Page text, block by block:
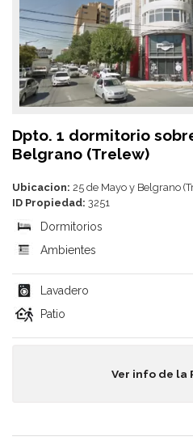
Dpto. 1 dormitorio
Belgrano (Trelew)
Ubicacion: 25 de Mayo y Belgrano
ID Propiedad: 3251
Dormitorios
Ambientes
Lavadero
Patio
Ver info de la